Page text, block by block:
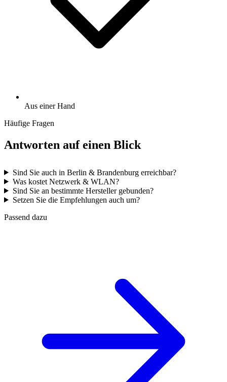
Aus einer Hand
Häufige Fragen
Antworten auf einen Blick
Sind Sie auch in Berlin & Brandenburg erreichbar?
Was kostet Netzwerk & WLAN?
Sind Sie an bestimmte Hersteller gebunden?
Setzen Sie die Empfehlungen auch um?
Passend dazu